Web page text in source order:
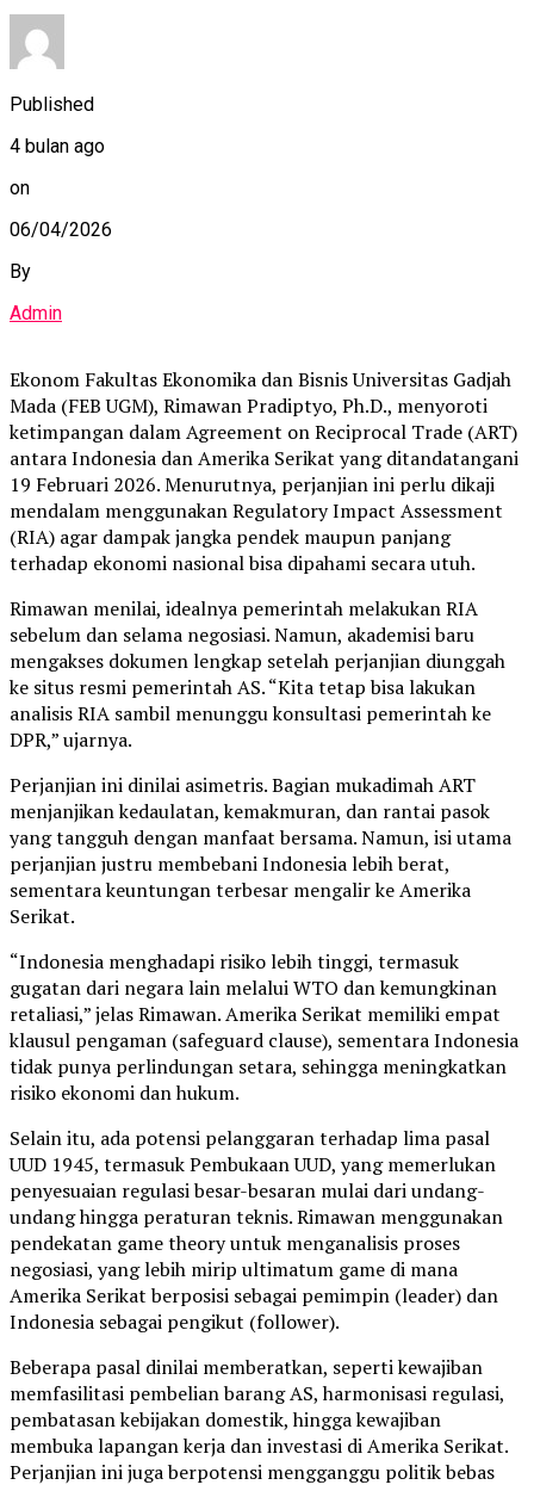
Published
4 bulan ago
on
06/04/2026
By
Admin
Ekonom Fakultas Ekonomika dan Bisnis Universitas Gadjah
Mada (FEB UGM), Rimawan Pradiptyo, Ph.D., menyoroti
ketimpangan dalam Agreement on Reciprocal Trade (ART)
antara Indonesia dan Amerika Serikat yang ditandatangani
19 Februari 2026. Menurutnya, perjanjian ini perlu dikaji
mendalam menggunakan Regulatory Impact Assessment
(RIA) agar dampak jangka pendek maupun panjang
terhadap ekonomi nasional bisa dipahami secara utuh.
Rimawan menilai, idealnya pemerintah melakukan RIA
sebelum dan selama negosiasi. Namun, akademisi baru
mengakses dokumen lengkap setelah perjanjian diunggah
ke situs resmi pemerintah AS. “Kita tetap bisa lakukan
analisis RIA sambil menunggu konsultasi pemerintah ke
DPR,” ujarnya.
Perjanjian ini dinilai asimetris. Bagian mukadimah ART
menjanjikan kedaulatan, kemakmuran, dan rantai pasok
yang tangguh dengan manfaat bersama. Namun, isi utama
perjanjian justru membebani Indonesia lebih berat,
sementara keuntungan terbesar mengalir ke Amerika
Serikat.
“Indonesia menghadapi risiko lebih tinggi, termasuk
gugatan dari negara lain melalui WTO dan kemungkinan
retaliasi,” jelas Rimawan. Amerika Serikat memiliki empat
klausul pengaman (safeguard clause), sementara Indonesia
tidak punya perlindungan setara, sehingga meningkatkan
risiko ekonomi dan hukum.
Selain itu, ada potensi pelanggaran terhadap lima pasal
UUD 1945, termasuk Pembukaan UUD, yang memerlukan
penyesuaian regulasi besar-besaran mulai dari undang-
undang hingga peraturan teknis. Rimawan menggunakan
pendekatan game theory untuk menganalisis proses
negosiasi, yang lebih mirip ultimatum game di mana
Amerika Serikat berposisi sebagai pemimpin (leader) dan
Indonesia sebagai pengikut (follower).
Beberapa pasal dinilai memberatkan, seperti kewajiban
memfasilitasi pembelian barang AS, harmonisasi regulasi,
pembatasan kebijakan domestik, hingga kewajiban
membuka lapangan kerja dan investasi di Amerika Serikat.
Perjanjian ini juga berpotensi mengganggu politik bebas